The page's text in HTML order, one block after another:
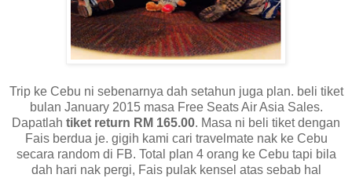
Trip ke Cebu ni sebenarnya dah setahun juga plan. beli tiket
bulan January 2015 masa Free Seats Air Asia Sales.
Dapatlah tiket return RM 165.00. Masa ni beli tiket dengan
Fais berdua je. gigih kami cari travelmate nak ke Cebu
secara random di FB. Total plan 4 orang ke Cebu tapi bila
dah hari nak pergi, Fais pulak kensel atas sebab hal